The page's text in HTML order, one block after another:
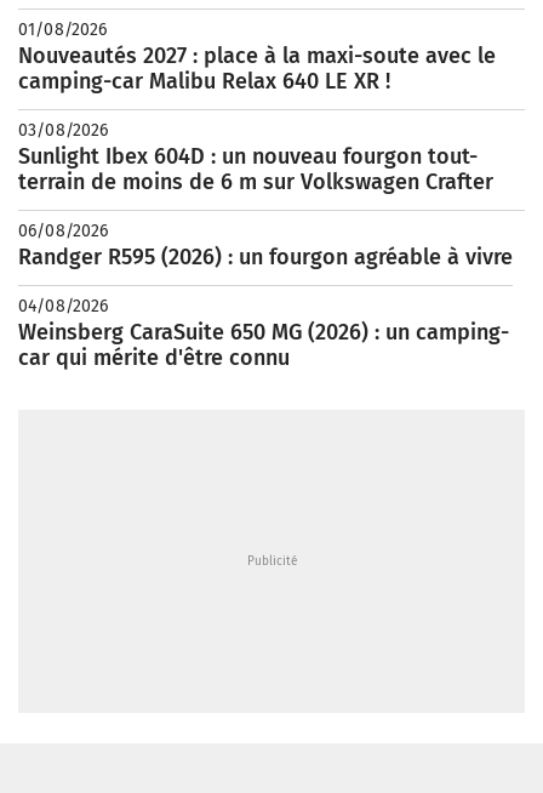
01/08/2026
Nouveautés 2027 : place à la maxi-soute avec le
camping-car Malibu Relax 640 LE XR !
03/08/2026
Sunlight Ibex 604D : un nouveau fourgon tout-
terrain de moins de 6 m sur Volkswagen Crafter
06/08/2026
Randger R595 (2026) : un fourgon agréable à vivre
04/08/2026
Weinsberg CaraSuite 650 MG (2026) : un camping-
car qui mérite d'être connu